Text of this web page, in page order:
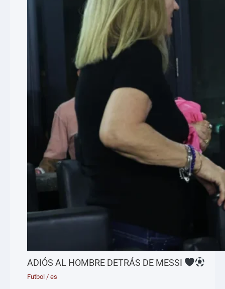
ADIÓS AL HOMBRE DETRÁS DE MESSI
Futbol /es